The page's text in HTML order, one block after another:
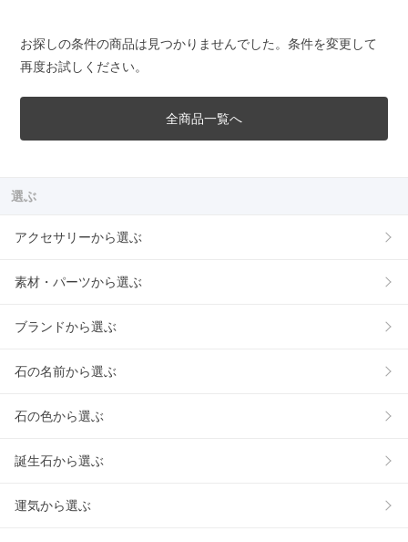
お探しの条件の商品は見つかりませんでした。条件を変更して
再度お試しください。
全商品一覧へ
選ぶ
アクセサリーから選ぶ
素材・パーツから選ぶ
ブランドから選ぶ
石の名前から選ぶ
石の色から選ぶ
誕生石から選ぶ
運気から選ぶ